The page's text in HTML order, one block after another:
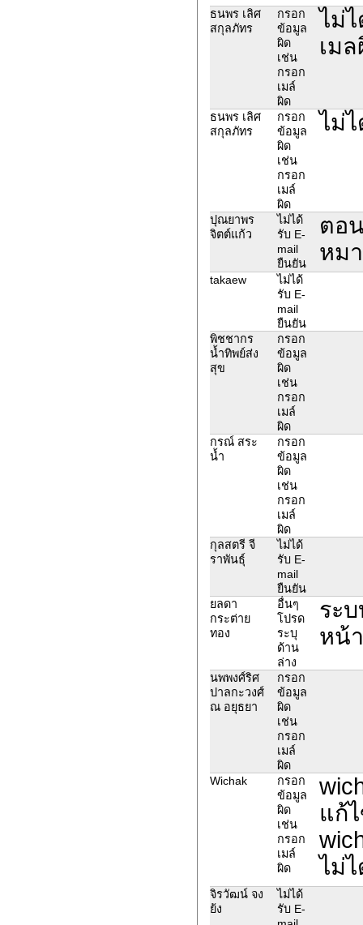
ธนพร เลิศ
สกุลภัทร
กรอก
ข้อมูล
ผิด
เช่น
กรอก
เมล์
ผิด
ไม่
เม
ธนพร เลิศ
สกุลภัทร
กรอก
ข้อมูล
ผิด
เช่น
กรอก
เมล์
ผิด
ไม่
ปุณยาพร
จิตต์แก้ว
ไม่ได้
รับ E-
mail
ยืนยัน
ตอ
หม
takaew
ไม่ได้
รับ E-
mail
ยืนยัน
พิชชากร
น้ำทิพย์ส่ง
สุข
กรอก
ข้อมูล
ผิด
เช่น
กรอก
เมล์
ผิด
กรณ์ สระ
น้ำ
กรอก
ข้อมูล
ผิด
เช่น
กรอก
เมล์
ผิด
กุลสตรี จี
ราพันธุ์
ไม่ได้
รับ E-
mail
ยืนยัน
ยลดา
กระต่าย
ทอง
อื่นๆ
โปรด
ระบุ
ด้าน
ล่าง
ระ
หน้
นพพงศ์ริศ
ปาลกะวงศ์
ณ อยุธยา
กรอก
ข้อมูล
ผิด
เช่น
กรอก
เมล์
ผิด
Wichak
กรอก
ข้อมูล
ผิด
เช่น
กรอก
เมล์
ผิด
แก้
ไม่
จิรวัฒน์ จง
ย้ง
ไม่ได้
รับ E-